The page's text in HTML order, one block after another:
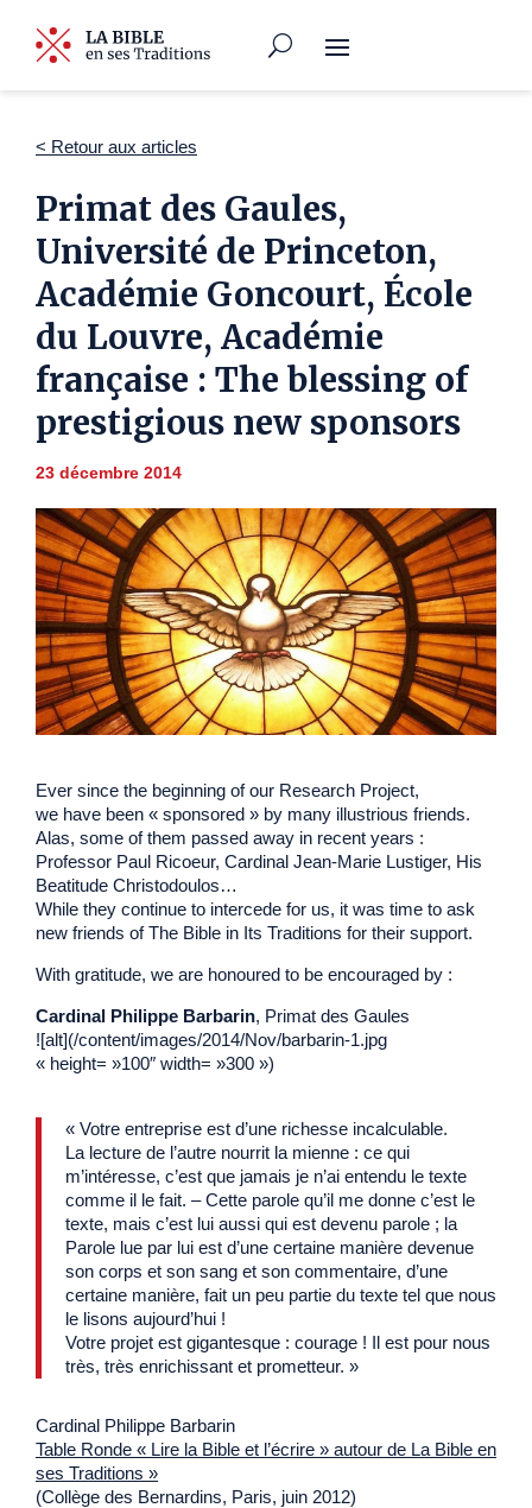
< Retour aux articles
Primat des Gaules,
Université de Princeton,
Académie Goncourt, École
du Louvre, Académie
française : The blessing of
prestigious new sponsors
23 décembre 2014
Ever since the beginning of our Research Project,
we have been « sponsored » by many illustrious friends.
Alas, some of them passed away in recent years :
Professor Paul Ricoeur, Cardinal Jean-Marie Lustiger, His
Beatitude Christodoulos…
While they continue to intercede for us, it was time to ask
new friends of The Bible in Its Traditions for their support.
With gratitude, we are honoured to be encouraged by :
Cardinal Philippe Barbarin, Primat des Gaules
![alt](/content/images/2014/Nov/barbarin-1.jpg
« height= »100″ width= »300 »)
« Votre entreprise est d’une richesse incalculable.
La lecture de l’autre nourrit la mienne : ce qui
m’intéresse, c’est que jamais je n’ai entendu le texte
comme il le fait. – Cette parole qu’il me donne c’est le
texte, mais c’est lui aussi qui est devenu parole ; la
Parole lue par lui est d’une certaine manière devenue
son corps et son sang et son commentaire, d’une
certaine manière, fait un peu partie du texte tel que nous
le lisons aujourd’hui !
Votre projet est gigantesque : courage ! Il est pour nous
très, très enrichissant et prometteur. »
Cardinal Philippe Barbarin
Table Ronde « Lire la Bible et l’écrire » autour de La Bible en
ses Traditions »
(Collège des Bernardins, Paris, juin 2012)